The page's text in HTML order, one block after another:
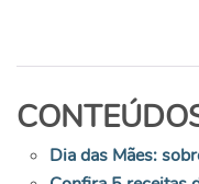
Dia das Mães: